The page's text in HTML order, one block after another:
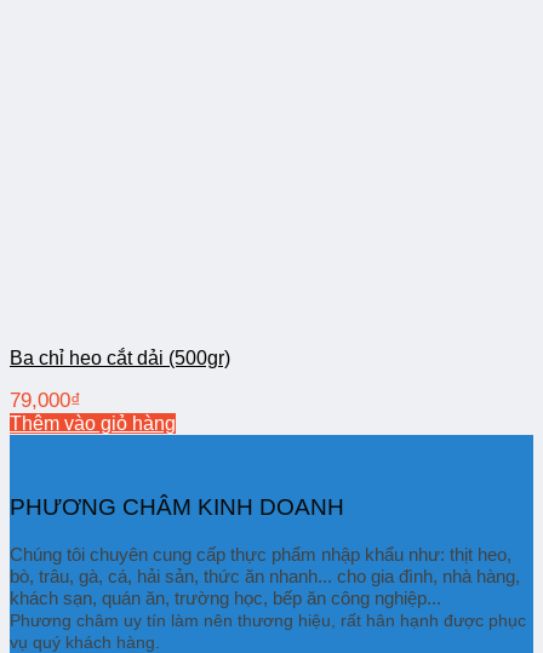
Ba chỉ heo cắt dải (500gr)
79,000₫
Thêm vào giỏ hàng
PHƯƠNG CHÂM KINH DOANH
Chúng tôi chuyên cung cấp thực phẩm nhập khẩu như: thịt heo,
bò, trâu, gà, cá, hải sản, thức ăn nhanh... cho gia đình, nhà hàng,
khách sạn, quán ăn, trường học, bếp ăn công nghiệp...
Phương châm uy tín làm nên thương hiệu, rất hân hạnh được phục
vụ quý khách hàng.